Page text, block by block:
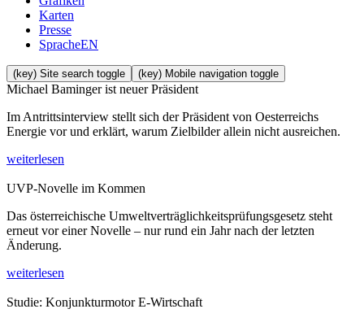
Karten
Presse
SpracheEN
(key) Site search toggle (key) Mobile navigation toggle
Michael Baminger ist neuer Präsident
Im Antrittsinterview stellt sich der Präsident von Oesterreichs
Energie vor und erklärt, warum Zielbilder allein nicht ausreichen.
weiterlesen
UVP-Novelle im Kommen
Das österreichische Umweltverträglichkeitsprüfungsgesetz steht
erneut vor einer Novelle – nur rund ein Jahr nach der letzten
Änderung.
weiterlesen
Studie: Konjunkturmotor E-Wirtschaft